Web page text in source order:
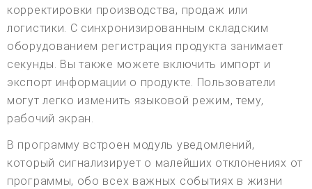
корректировки производства, продаж или
логистики. С синхронизированным складским
оборудованием регистрация продукта занимает
секунды. Вы также можете включить импорт и
экспорт информации о продукте. Пользователи
могут легко изменить языковой режим, тему,
рабочий экран.
В программу встроен модуль уведомлений,
который сигнализирует о малейших отклонениях от
программы, обо всех важных событиях в жизни